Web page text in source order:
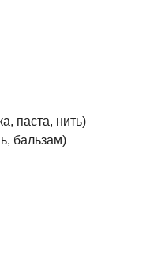
паста, нить)
бальзам)